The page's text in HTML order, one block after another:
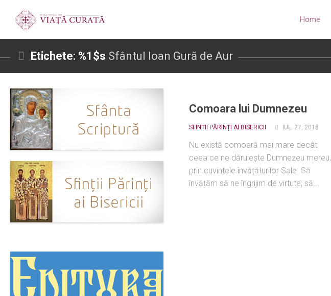
Home
Etichete: %1$s Sfântul Ioan Gură de Aur
Comoara lui Dumnezeu
SFINȚII PĂRINȚI AI BISERICII IUL. 27, 2018
Nu există comoară mai mare decât
ceea ce ne dăruiește Dumnezeu mereu,
prin cuvintele învățăturilor Sale. Să
învățăm să ne îngrijim de virtute; să...